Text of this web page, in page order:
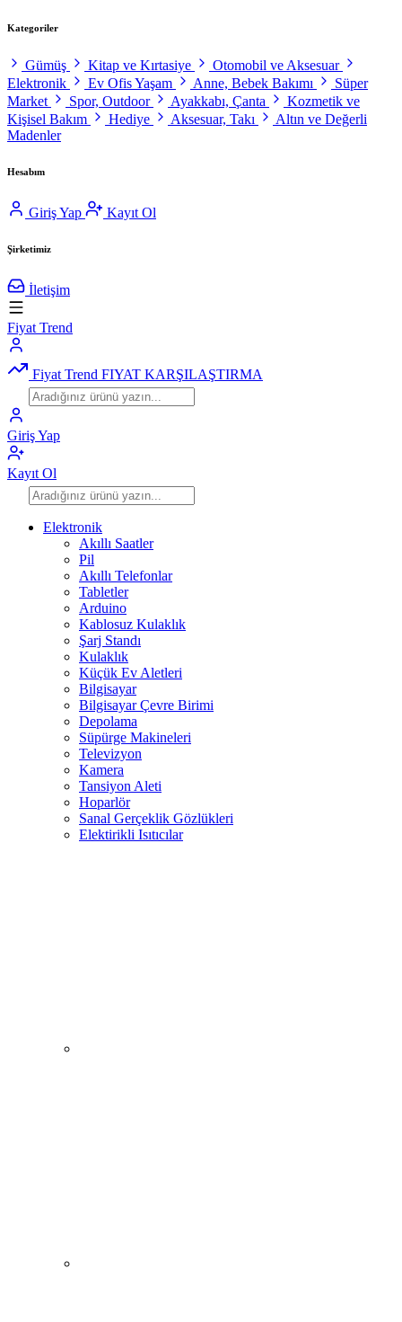
Kategoriler
Gümüş Kitap ve Kırtasiye
Otomobil ve Aksesuar
Elektronik
Ev Ofis Yaşam Anne, Bebek Bakımı
Süper
Market
Spor, Outdoor Ayakkabı, Çanta
Kozmetik ve
Kişisel Bakım
Hediye Aksesuar, Takı
Altın ve Değerli
Madenler
Hesabım
Giriş Yap Kayıt Ol
Şirketimiz
İletişim
Fiyat Trend
Fiyat Trend FIYAT KARŞILAŞTIRMA
Giriş Yap
Kayıt Ol
Elektronik
Akıllı Saatler
Pil
Akıllı Telefonlar
Tabletler
Arduino
Kablosuz Kulaklık
Şarj Standı
Kulaklık
Küçük Ev Aletleri
Bilgisayar
Bilgisayar Çevre Birimi
Depolama
Süpürge Makineleri
Televizyon
Kamera
Tansiyon Aleti
Hoparlör
Sanal Gerçeklik Gözlükleri
Elektirikli Isıtıcılar